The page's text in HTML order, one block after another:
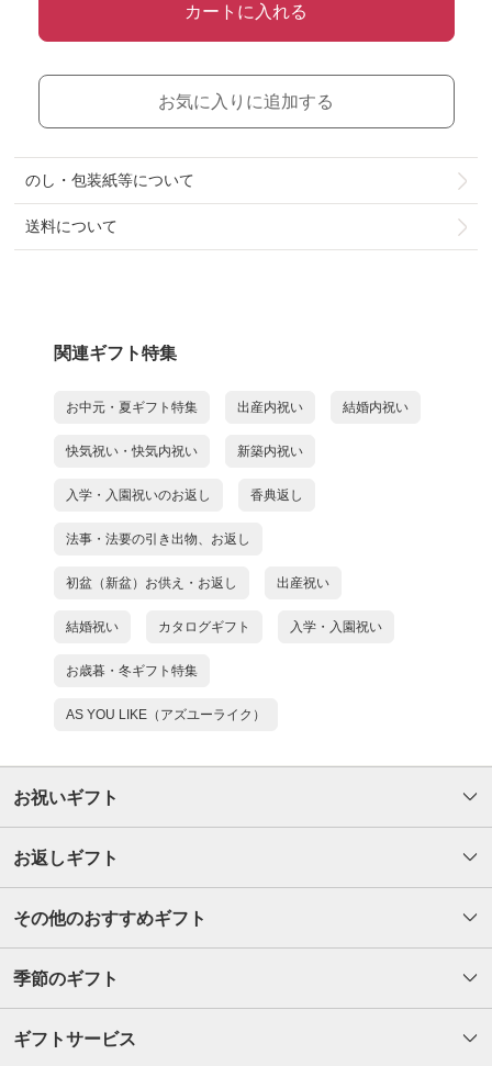
カートに入れる
お気に入りに追加する
のし・包装紙等について
送料について
関連ギフト特集
お中元・夏ギフト特集 出産内祝い 結婚内祝い
快気祝い・快気内祝い 新築内祝い
入学・入園祝いのお返し 香典返し
法事・法要の引き出物、お返し
初盆（新盆）お供え・お返し 出産祝い
結婚祝い カタログギフト 入学・入園祝い
お歳暮・冬ギフト特集
AS YOU LIKE（アズユーライク）
お祝いギフト
お返しギフト
その他のおすすめギフト
季節のギフト
ギフトサービス